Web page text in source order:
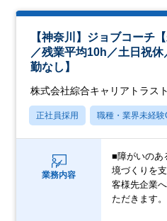
【神奈川】ジョブコーチ
／残業平均10h／土日祝
勤なし】
株式会社綜合キャリアトラスト
正社員採用 職種・業界未経験
業務内容
■障がいのあ
境づくりを
客様先企業
ただきます。